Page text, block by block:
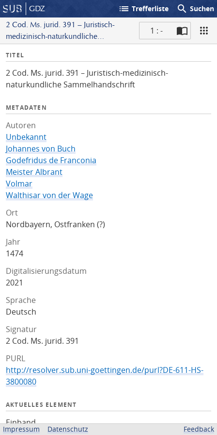
GDZ list Trefferliste search Suchen
2 Cod. Ms. jurid. 391 – Juristisch-
medizinisch-naturkundliche
1 : -
I
f
o
TITEL
2 Cod. Ms. jurid. 391 – Juristisch-medizinisch-
naturkundliche Sammelhandschrift
METADATEN
Autoren
Unbekannt
Johannes von Buch
Godefridus de Franconia
Meister Albrant
Volmar
Walthisar von der Wage
Ort
Nordbayern, Ostfranken (?)
Jahr
1474
Digitalisierungsdatum
2021
Sprache
Deutsch
Signatur
2 Cod. Ms. jurid. 391
PURL
http://resolver.sub.uni-goettingen.de/purl?DE-611-HS-
3800080
AKTUELLES ELEMENT
Einband
Impressum Datenschutz Feedback